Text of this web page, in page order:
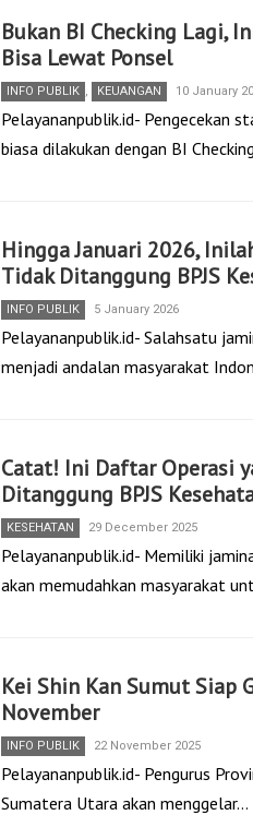
Bukan BI Checking Lagi,
Bisa Lewat Ponsel
INFO PUBLIK , KEUANGAN 10 January
Pelayananpublik.id- Pengecekan
biasa dilakukan dengan BI
Hingga Januari 2026,
Tidak Ditanggung BPJS
INFO PUBLIK 5 January 2026
Pelayananpublik.id- Salahsatu
menjadi andalan masyarakat
Catat! Ini Daftar Operasi
Ditanggung BPJS
KESEHATAN 29 December 2025
Pelayananpublik.id- Memiliki
akan memudahkan masyarakat
Kei Shin Kan Sumut Siap
November
INFO PUBLIK 22 November 2025
Pelayananpublik.id- Pengurus
Sumatera Utara akan menggelar…